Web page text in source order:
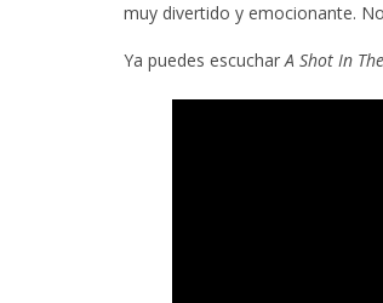
muy divertido y emocionante.
Ya puedes escucharA Shot In